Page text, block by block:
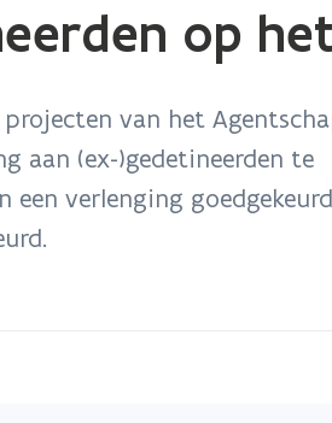
op
van het
aan (ex-)gedetineerden te
een verlenging